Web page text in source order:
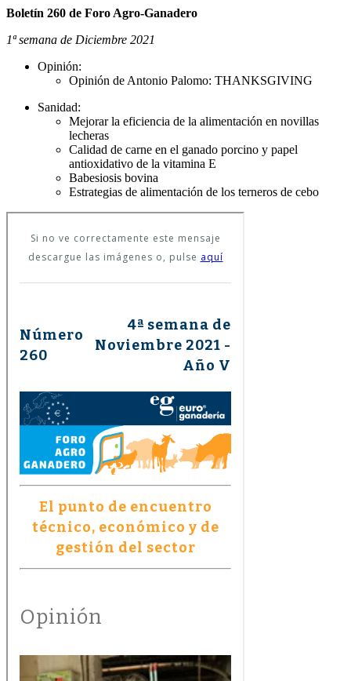
Boletín 260 de Foro Agro-Ganadero
1ª semana de Diciembre 2021
Opinión:
Opinión de Antonio Palomo: THANKSGIVING
Sanidad:
Mejorar la eficiencia de la alimentación en novillas
lecheras
Calidad de carne en el ganado porcino y papel
antioxidativo de la vitamina E
Babesiosis bovina
Estrategias de alimentación de los terneros de cebo